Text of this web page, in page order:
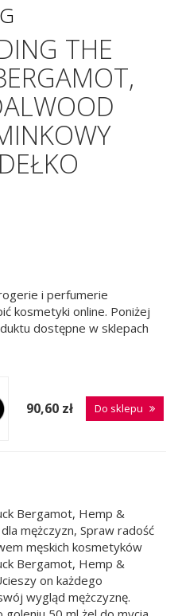
THE
i perfumerie
kosmetyki online. Poniżej
dostępne w sklepach
90,60 zł Do sklepu
Bergamot, Hemp &
mężczyzn, Spraw radość
męskich kosmetyków
Bergamot, Hemp &
on każdego
wygląd mężczyznę.